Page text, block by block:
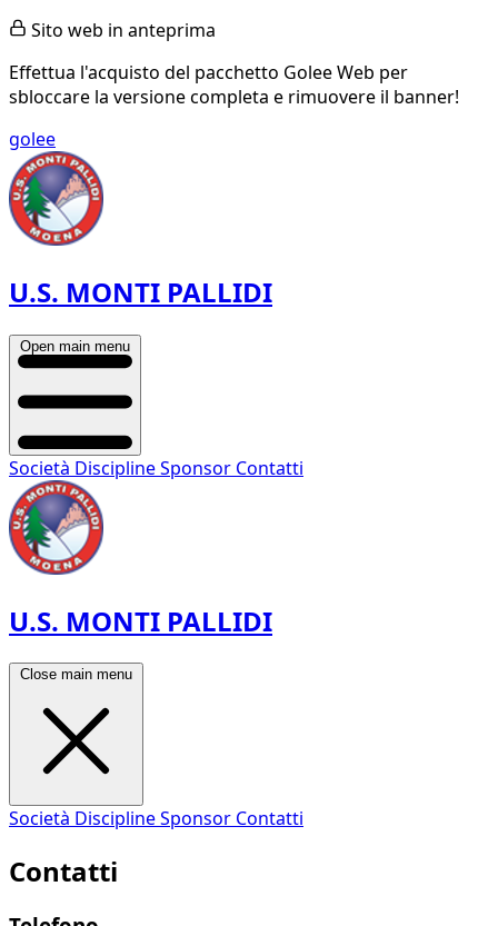
Sito web in anteprima
Effettua l'acquisto del pacchetto Golee Web per
sbloccare la versione completa e rimuovere il banner!
golee
U.S. MONTI PALLIDI
Open main menu
Società DisciplineSponsor Contatti
U.S. MONTI PALLIDI
Close main menu
Società DisciplineSponsor Contatti
Contatti